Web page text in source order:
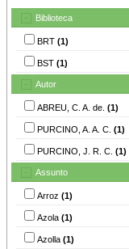
Biblioteca
BRT (1)
BST (1)
Autor
ABREU, C. A. de. (1)
PURCINO, A. A. C. (1)
PURCINO, J. R. C. (1)
Assunto
Arroz (1)
Azola (1)
Azolla (1)